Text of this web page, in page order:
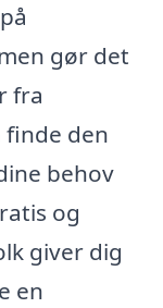
gør det
fra
finde den
behov
og
giver dig
en